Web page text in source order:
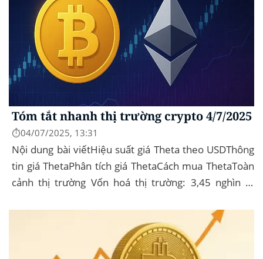
Tóm tắt nhanh thị trường crypto 4/7/2025
⏱️04/07/2025, 13:31
Nội dung bài viếtHiệu suất giá Theta theo USDThông
tin giá ThetaPhân tích giá ThetaCách mua ThetaToàn
cảnh thị trường Vốn hoá thị trường: 3,45 nghìn tỷ